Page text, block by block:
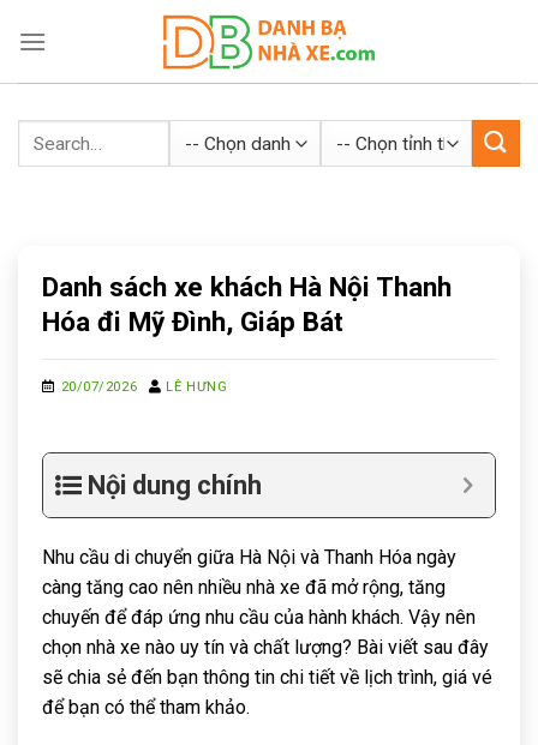
Danh sách xe khách Hà Nội Thanh
Hóa đi Mỹ Đình, Giáp Bát
20/07/2026 LÊ HƯNG
Nội dung chính
Nhu cầu di chuyển giữa Hà Nội và Thanh Hóa ngày
càng tăng cao nên nhiều nhà xe đã mở rộng, tăng
chuyến để đáp ứng nhu cầu của hành khách. Vậy nên
chọn nhà xe nào uy tín và chất lượng? Bài viết sau đây
sẽ chia sẻ đến bạn thông tin chi tiết về lịch trình, giá vé
để bạn có thể tham khảo.